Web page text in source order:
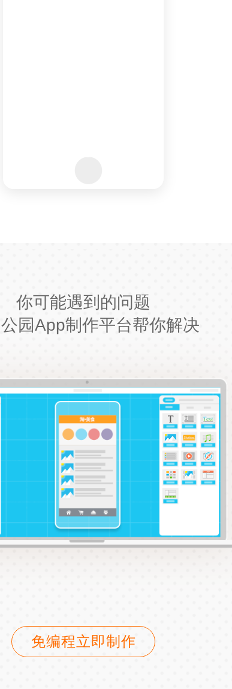
你可能遇到的问题
园App制作平台帮你解决
免编程立即制作